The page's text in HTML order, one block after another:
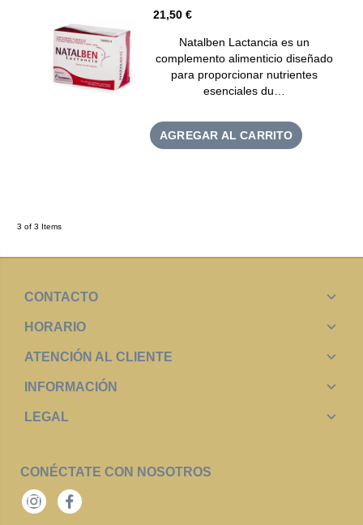
21,50 €
Natalben Lactancia es un
complemento alimenticio diseñado
para proporcionar nutrientes
esenciales du…
AGREGAR AL CARRITO
3 of 3 Items
CONTACTO
HORARIO
ATENCIÓN AL CLIENTE
INFORMACIÓN
LEGAL
CONÉCTATE CON NOSOTROS
InstagramFacebook